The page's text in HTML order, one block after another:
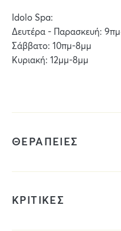
Idolo Spa:
Δευτέρα - Παρασκευή:
Σάββατο: 10πμ-8μμ
Κυριακή: 12μμ-8μμ
ΘΕΡΑΠΕΙΕΣ
ΚΡΙΤΙΚΕΣ